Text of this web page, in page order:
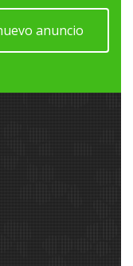
anuncio